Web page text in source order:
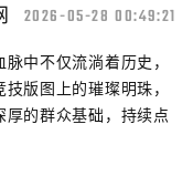
2026-05-28 00:49:21
中不仅流淌着历史，
版图上的璀璨明珠，
的群众基础，持续点